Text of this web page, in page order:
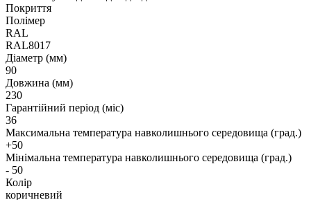
Покриття
Полімер
RAL
RAL8017
Діаметр (мм)
90
Довжина (мм)
230
Гарантійний період (міс)
36
Максимальна температура навколишнього середовища (град.)
+50
Мінімальна температура навколишнього середовища (град.)
- 50
Колір
коричневий